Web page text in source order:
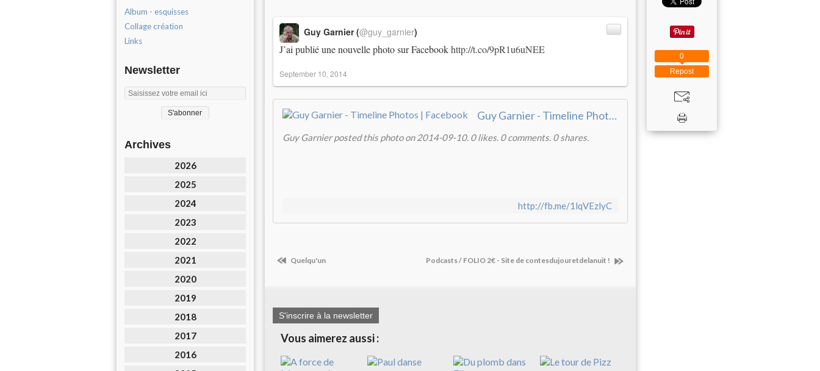
Album - esquisses
Collage création
Links
Newsletter
Archives
2026
2025
2024
2023
2022
2021
2020
2019
2018
2017
2016
J’ai publié une nouvelle photo sur Facebookhttp://t.co/9pR1u6uNEE
Guy Garnier (@guy_garnier)
September 10, 2014
Guy Garnier - Timeline Photos | Facebook
Guy Garnier posted this photo on 2014-09-10. 0 likes. 0 comments. 0 shares.
http://fb.me/1lqVEzlyC
Quelqu'un Podcasts / FOLIO 2€ - Site de contesdujouretdelanuit !
S'inscrire à la newsletter
Vous aimerez aussi :
Repost
0